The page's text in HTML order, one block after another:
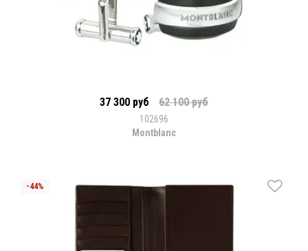
37 300 руб 62 100 руб
102696
Montblanc